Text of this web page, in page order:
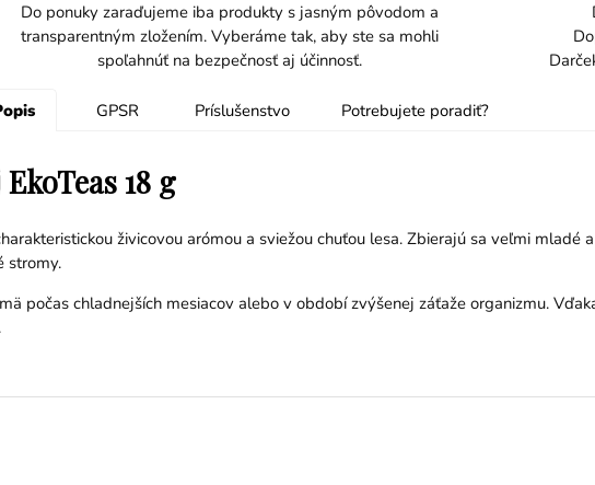
Do ponuky zaraďujeme iba produkty s jasným pôvodom a
transparentným zložením. Vyberáme tak, aby ste sa mohli
spoľahnúť na bezpečnosť aj účinnosť.
GPSR Príslušenstvo Potrebujete poradiť?
18 g
živicovou arómou a sviežou chuťou lesa. Zbierajú sa veľmi mladé
stromy.
počas chladnejších mesiacov alebo v období zvýšenej záťaže organizmu.